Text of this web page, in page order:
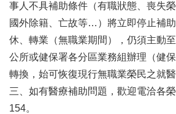
事人不具補助條件（有職狀態、喪失
國外除籍、亡故等…）將立即停止補
休、轉業（無職業期間），仍須主動
公所或健保署各分區業務組辦理（健
轉換，始可恢復現行無職業榮民之就醫
三、如有醫療補助問題，歡迎電洽各
154。